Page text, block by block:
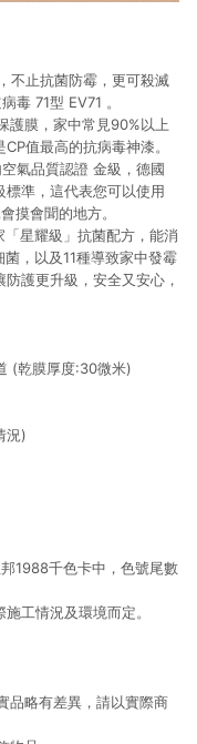
不止抗菌防霉，更可殺滅
毒 71型 EV71 。
護膜，家中常見90%以上
值最高的抗病毒神漆。
氣品質認證 金級，德國
準，這代表您可以使用
摸會聞的地方。
星耀級」抗菌配方，能消
，以及11種導致家中發霉
護更升級，安全又安心，
(乾膜厚度:30微米)
況)
1988千色卡中，色號尾數
工情況及環境而定。
品略有差異，請以實際商